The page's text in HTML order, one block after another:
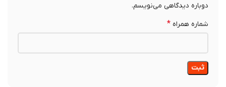
دوباره دیدگاهی می‌نویسم.
شماره همراه*